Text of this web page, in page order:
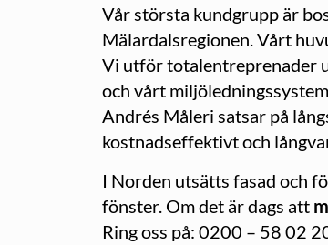
Vår största kundgrupp är
Mälardalsregionen. Vårt
Vi utför totalentreprenader
och vårt
Andrés Måleri satsar på
kostnadseffektivt och
I Norden utsätts fasad och
fönster. Om det är dags att
Ring oss på: 0200 – 58 02